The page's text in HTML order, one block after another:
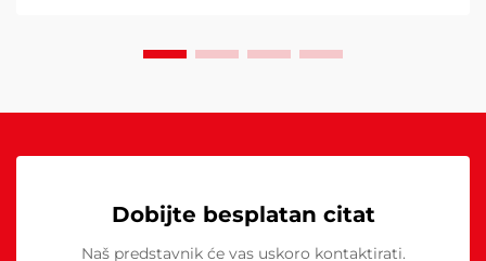
Dobijte besplatan citat
Naš predstavnik će vas uskoro kontaktirati.